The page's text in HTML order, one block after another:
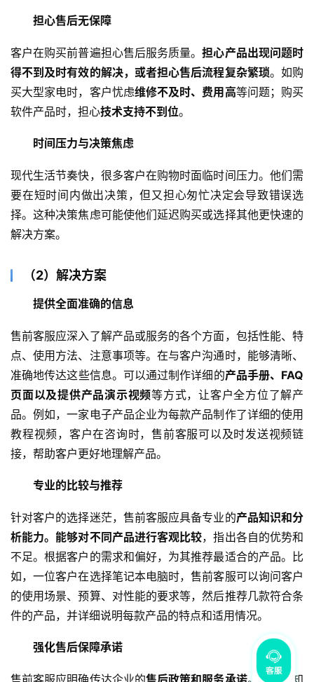
担心售后无保障
客户在购买前普遍担心售后服务质量。担心产品出现问题时
得不到及时有效的解决，或者担心售后流程复杂繁琐。如购
买大型家电时，客户忧虑维修不及时、费用高等问题；购买
软件产品时，担心技术支持不到位。
时间压力与决策焦虑
现代生活节奏快，很多客户在购物时面临时间压力。他们需
要在短时间内做出决策，但又担心匆忙决定会导致错误选
择。这种决策焦虑可能使他们延迟购买或选择其他更快速的
解决方案。
（2）解决方案
提供全面准确的信息
售前客服应深入了解产品或服务的各个方面，包括性能、特
点、使用方法、注意事项等。在与客户沟通时，能够清晰、
准确地传达这些信息。可以通过制作详细的产品手册、FAQ
页面以及提供产品演示视频等方式，让客户全方位了解产
品。例如，一家电子产品企业为每款产品制作了详细的使用
教程视频，客户在咨询时，售前客服可以及时发送视频链
接，帮助客户更好地理解产品。
专业的比较与推荐
针对客户的选择迷茫，售前客服应具备专业的产品知识和分
析能力。能够对不同产品进行客观比较，指出各自的优势和
不足。根据客户的需求和偏好，为其推荐最适合的产品。比
如，一位客户在选择笔记本电脑时，售前客服可以询问客户
的使用场景、预算、对性能的要求等，然后推荐几款符合条
件的产品，并详细说明每款产品的特点和适用情况。
强化售后保障承诺
售前客服应明确传达企业的售后政策和服务承诺。让客户知